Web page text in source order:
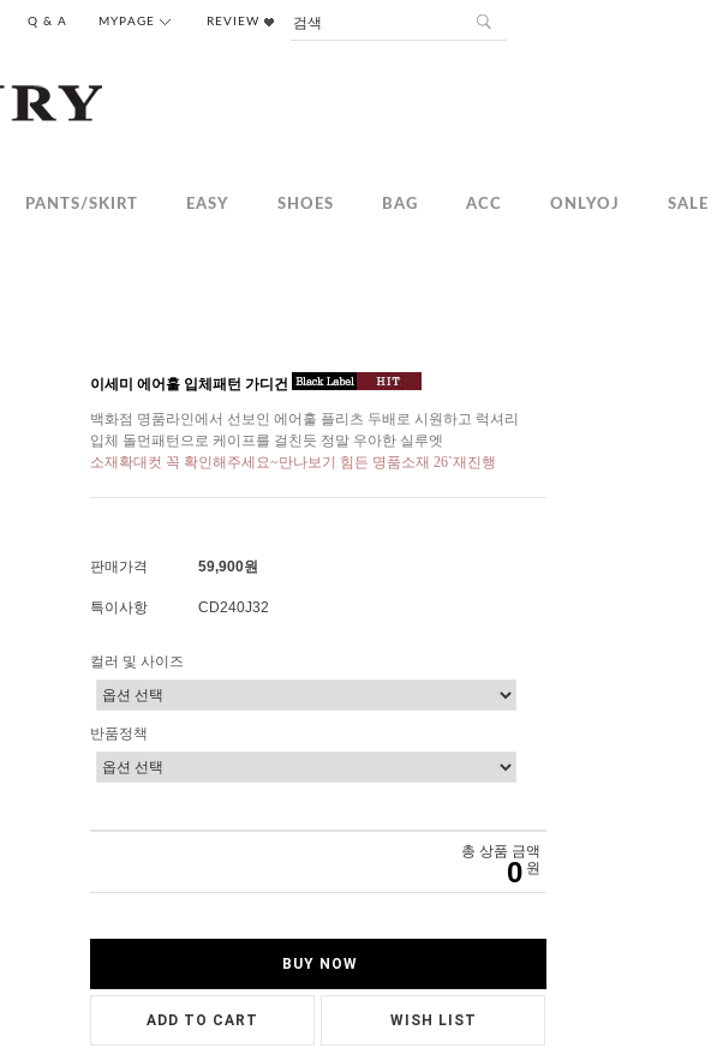
Q & A MYPAGE REVIEW
PANTS/SKIRT EASY SHOES BAG ACC ONLYOJ SALE
이세미 에어훌 입체패턴 가디건
백화점 명품라인에서 선보인 에어훌 플리츠 두배로 시원하고 럭셔리
입체 돌먼패턴으로 케이프를 걸친듯 정말 우아한 실루엣
소재확대컷 꼭 확인해주세요~만나보기 힘든 명품소재 26`재진행
판매가격 59,900원
특이사항 CD240J32
컬러 및 사이즈
반품정책
총 상품 금액
0 원
BUY NOW
ADD TO CART WISH LIST